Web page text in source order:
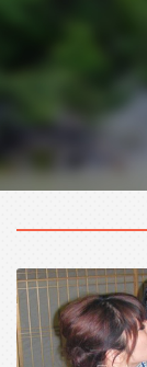
接待旅行とい
代表的な泉質
後もぽかぽか
効果が血行を促
乳幼児や高齢者
そんな温泉に癒
がでしょうか。
会旅行となるで